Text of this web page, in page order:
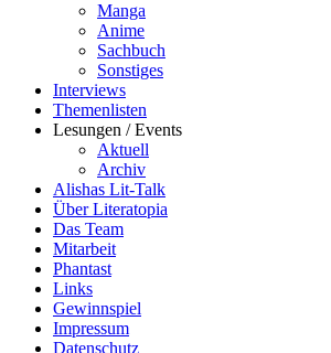
Manga
Anime
Sachbuch
Sonstiges
Interviews
Themenlisten
Lesungen / Events
Aktuell
Archiv
Alishas Lit-Talk
Über Literatopia
Das Team
Mitarbeit
Phantast
Links
Gewinnspiel
Impressum
Datenschutz